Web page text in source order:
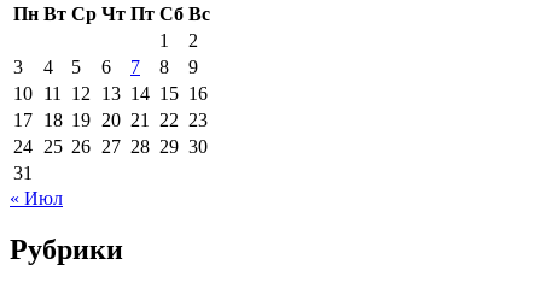
Пн Вт Ср Чт Пт Сб Вс
1
2
3
4 5 6 7 8
9
10 11 12 13 14 15 16
17 18 19 20 21 22 23
24 25 26 27 28 29 30
31
« Июл
Рубрики